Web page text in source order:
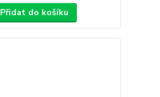
Přidat do košíku